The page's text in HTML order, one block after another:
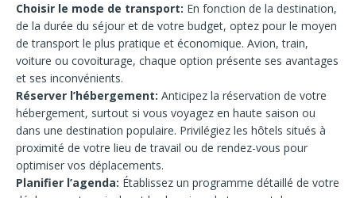
Choisir le mode de transport: En fonction de la destination,
de la durée du séjour et de votre budget, optez pour le moyen
de transport le plus pratique et économique. Avion, train,
voiture ou covoiturage, chaque option présente ses avantages
et ses inconvénients.
Réserver l’hébergement: Anticipez la réservation de votre
hébergement, surtout si vous voyagez en haute saison ou
dans une destination populaire. Privilégiez les hôtels situés à
proximité de votre lieu de travail ou de rendez-vous pour
optimiser vos déplacements.
Planifier l’agenda: Établissez un programme détaillé de votre